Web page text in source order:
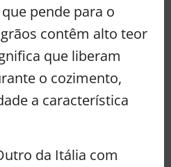
pende para o
contêm alto teor
que liberam
o cozimento,
a característica
da Itália com